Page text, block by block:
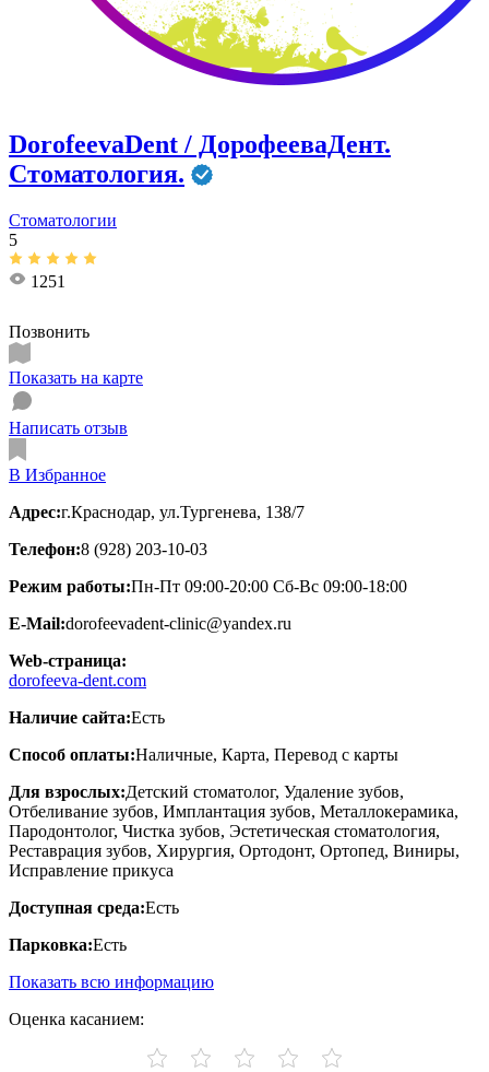
DorofeevaDent / ДорофееваДент.
Стоматология.
Стоматологии
5
1251
Позвонить
Показать на карте
Написать отзыв
В Избранное
Адрес:г.Краснодар, ул.Тургенева, 138/7
Телефон:8 (928) 203-10-03
Режим работы:Пн-Пт 09:00-20:00 Сб-Вс 09:00-18:00
E-Mail:dorofeevadent-clinic@yandex.ru
Web-страница:
dorofeeva-dent.com
Наличие сайта:Есть
Способ оплаты:Наличные, Карта, Перевод с карты
Для взрослых:Детский стоматолог, Удаление зубов,
Отбеливание зубов, Имплантация зубов, Металлокерамика,
Пародонтолог, Чистка зубов, Эстетическая стоматология,
Реставрация зубов, Хирургия, Ортодонт, Ортопед, Виниры,
Исправление прикуса
Доступная среда:Есть
Парковка:Есть
Показать всю информацию
Оценка касанием: